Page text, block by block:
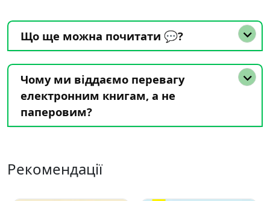
Що ще можна почитати 💬?
Чому ми віддаємо перевагу
електронним книгам, а не
паперовим?
Рекомендації